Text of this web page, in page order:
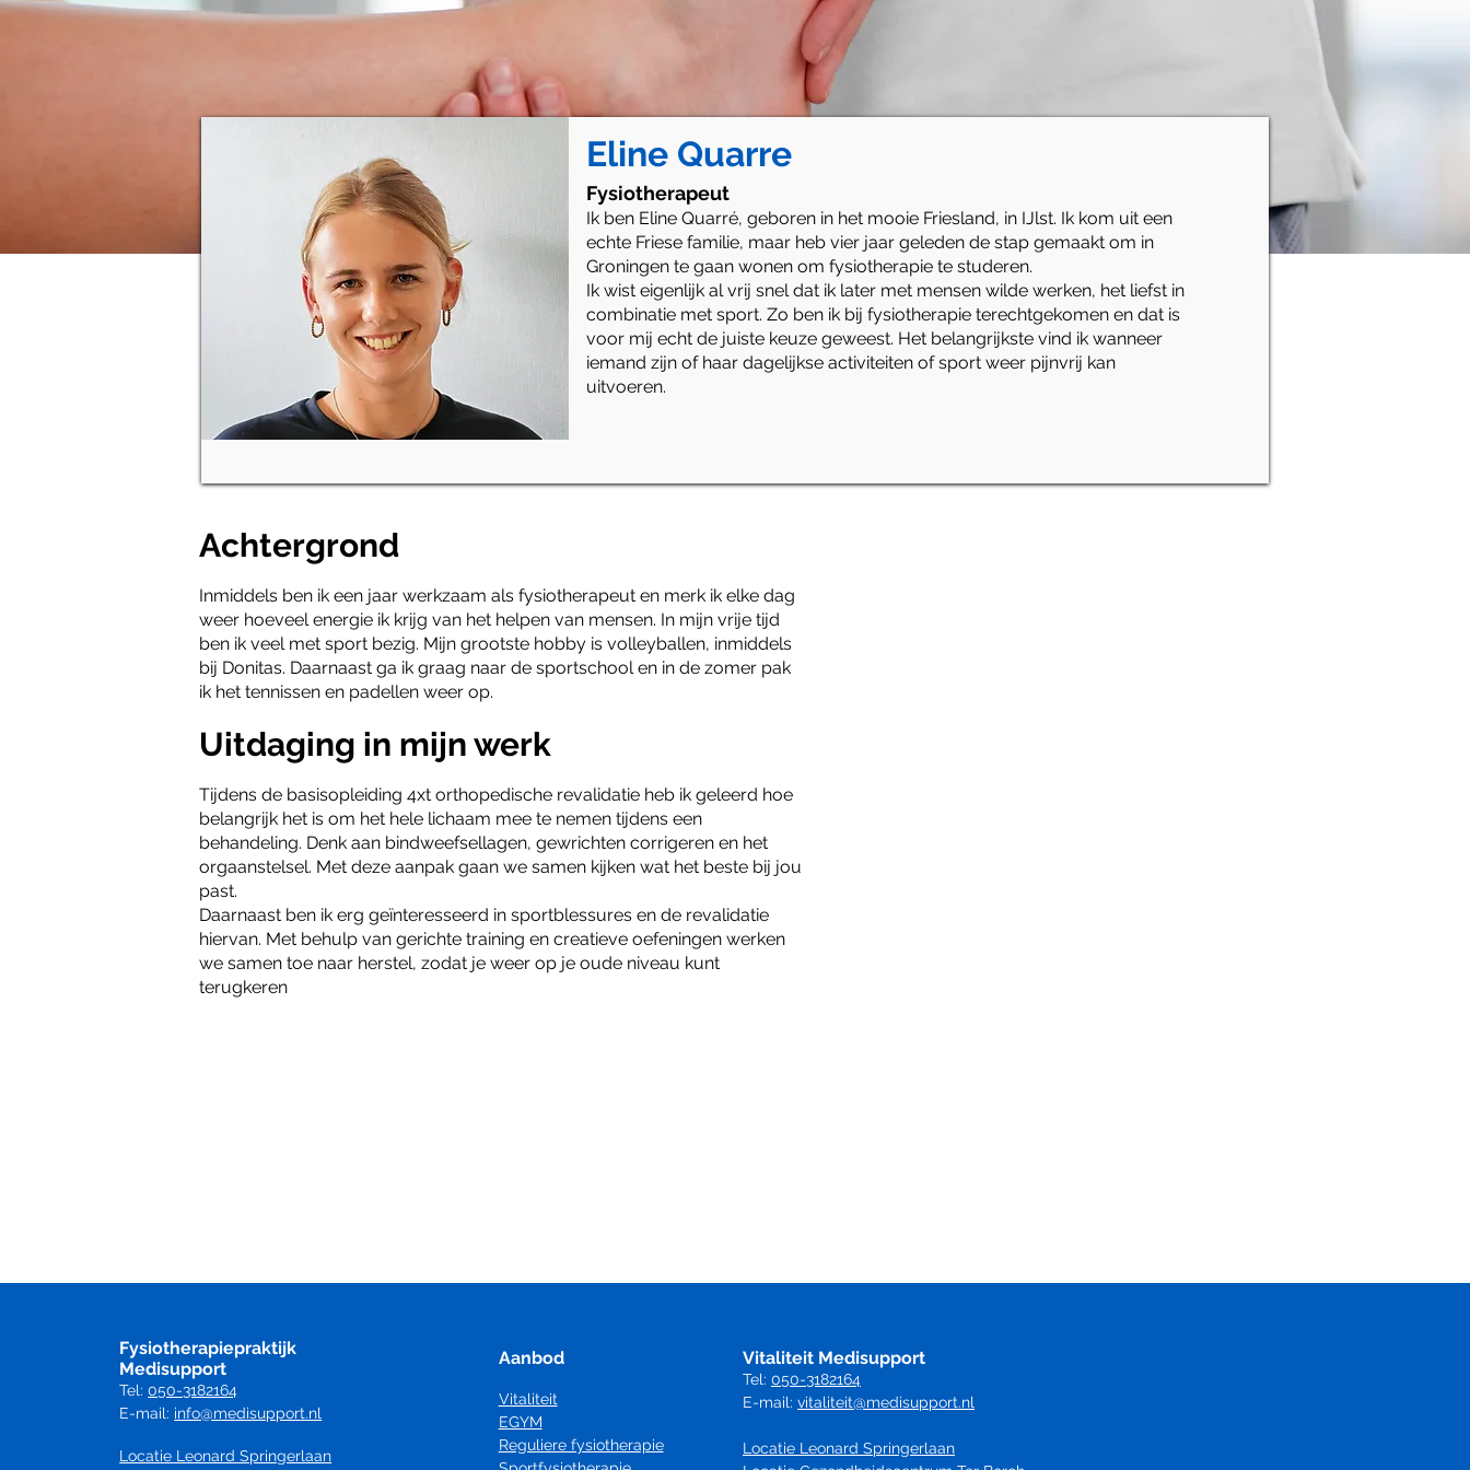
Eline Quarre
Fysiotherapeut
Ik ben Eline Quarré, geboren in het mooie Friesland, in IJlst. Ik kom uit een
echte Friese familie, maar heb vier jaar geleden de stap gemaakt om in
Groningen te gaan wonen om fysiotherapie te studeren.
Ik wist eigenlijk al vrij snel dat ik later met mensen wilde werken, het liefst in
combinatie met sport. Zo ben ik bij fysiotherapie terechtgekomen en dat is
voor mij echt de juiste keuze geweest. Het belangrijkste vind ik wanneer
iemand zijn of haar dagelijkse activiteiten of sport weer pijnvrij kan
uitvoeren.
Achtergrond
Inmiddels ben ik een jaar werkzaam als fysiotherapeut en merk ik elke dag
weer hoeveel energie ik krijg van het helpen van mensen. In mijn vrije tijd
ben ik veel met sport bezig. Mijn grootste hobby is volleyballen, inmiddels
bij Donitas. Daarnaast ga ik graag naar de sportschool en in de zomer pak
ik het tennissen en padellen weer op.
Uitdaging in mijn werk
Tijdens de basisopleiding 4xt orthopedische revalidatie heb ik geleerd hoe
belangrijk het is om het hele lichaam mee te nemen tijdens een
behandeling. Denk aan bindweefsellagen, gewrichten corrigeren en het
orgaanstelsel. Met deze aanpak gaan we samen kijken wat het beste bij jou
past.
Daarnaast ben ik erg geïnteresseerd in sportblessures en de revalidatie
hiervan. Met behulp van gerichte training en creatieve oefeningen werken
we samen toe naar herstel, zodat je weer op je oude niveau kunt
terugkeren
Fysiotherapiepraktijk
Medisupport
Tel:050-3182164
E-mail: info@medisupport.nl
Locatie Leonard Springerlaan
Aanbod
Vitaliteit
EGYM
Reguliere fysiotherapie
Vitaliteit Medisupport
Tel: 050-3182164
E-mail: vitaliteit@medisupport.nl
Locatie Leonard Springerlaan